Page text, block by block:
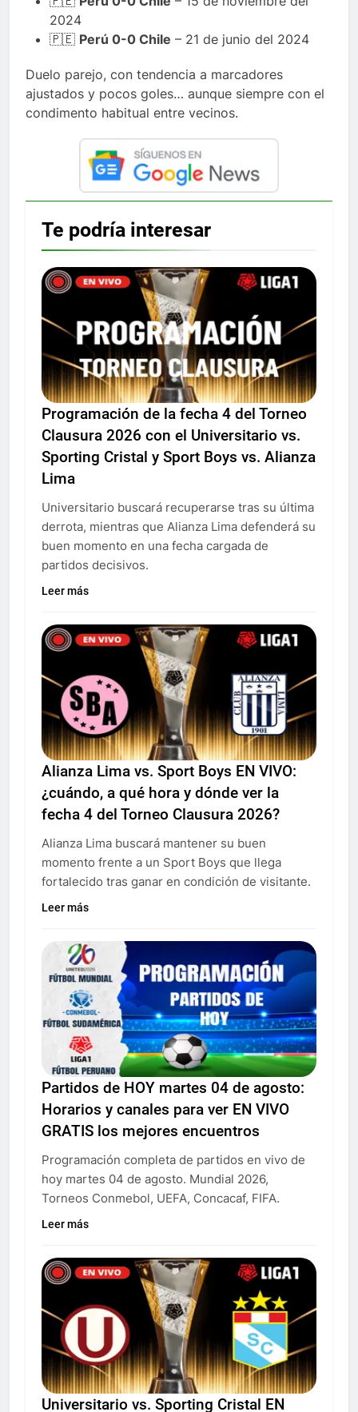
2024
🇵🇪 Perú 0-0 Chile – 21 de junio del 2024
Duelo parejo, con tendencia a marcadores
ajustados y pocos goles… aunque siempre con el
condimento habitual entre vecinos.
Te podría interesar
Programación de la fecha 4 del Torneo
Clausura 2026 con el Universitario vs.
Sporting Cristal y Sport Boys vs. Alianza
Lima
Universitario buscará recuperarse tras su última
derrota, mientras que Alianza Lima defenderá su
buen momento en una fecha cargada de
partidos decisivos.
Leer más
Alianza Lima vs. Sport Boys EN VIVO:
¿cuándo, a qué hora y dónde ver la
fecha 4 del Torneo Clausura 2026?
Alianza Lima buscará mantener su buen
momento frente a un Sport Boys que llega
fortalecido tras ganar en condición de visitante.
Leer más
Partidos de HOY martes 04 de agosto:
Horarios y canales para ver EN VIVO
GRATIS los mejores encuentros
Programación completa de partidos en vivo de
hoy martes 04 de agosto. Mundial 2026,
Torneos Conmebol, UEFA, Concacaf, FIFA.
Leer más
Universitario vs. Sporting Cristal EN